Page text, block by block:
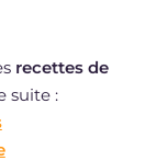
recettes de
suite :